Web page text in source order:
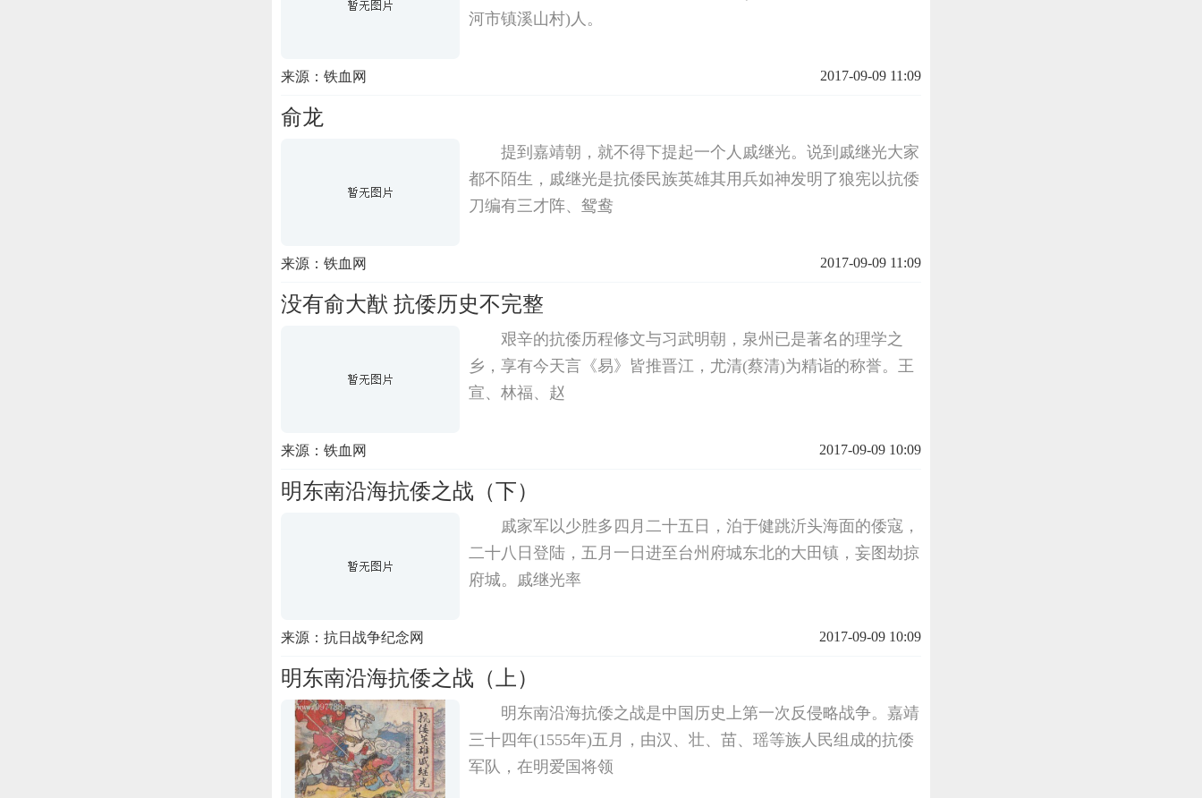
河市镇溪山村)人。
来源：铁血网 2017-09-09 11:09
俞龙
提到嘉靖朝，就不得下提起一个人戚继光。说到戚继光大家
都不陌生，戚继光是抗倭民族英雄其用兵如神发明了狼宪以抗倭
刀编有三才阵、鸳鸯
来源：铁血网 2017-09-09 11:09
没有俞大猷 抗倭历史不完整
艰辛的抗倭历程修文与习武明朝，泉州已是著名的理学之
乡，享有今天言《易》皆推晋江，尤清(蔡清)为精诣的称誉。王
宣、林福、赵
来源：铁血网 2017-09-09 10:09
明东南沿海抗倭之战（下）
戚家军以少胜多四月二十五日，泊于健跳沂头海面的倭寇，
二十八日登陆，五月一日进至台州府城东北的大田镇，妄图劫掠
府城。戚继光率
来源：抗日战争纪念网 2017-09-09 10:09
明东南沿海抗倭之战（上）
明东南沿海抗倭之战是中国历史上第一次反侵略战争。嘉靖
三十四年(1555年)五月，由汉、壮、苗、瑶等族人民组成的抗倭
军队，在明爱国将领